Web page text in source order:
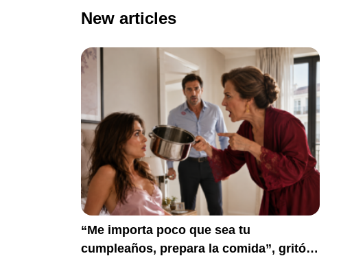
New articles
“Me importa poco que sea tu
cumpleaños, prepara la comida”, gritó